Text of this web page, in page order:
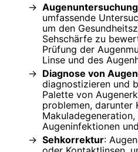
umfassende
um den
Sehschärfe zu
Prüfung der
Linse und des
Diagnose von
diagnostizieren und
Palette von
problemen, darunter
Augeninfektionen
Sehkorrektur: